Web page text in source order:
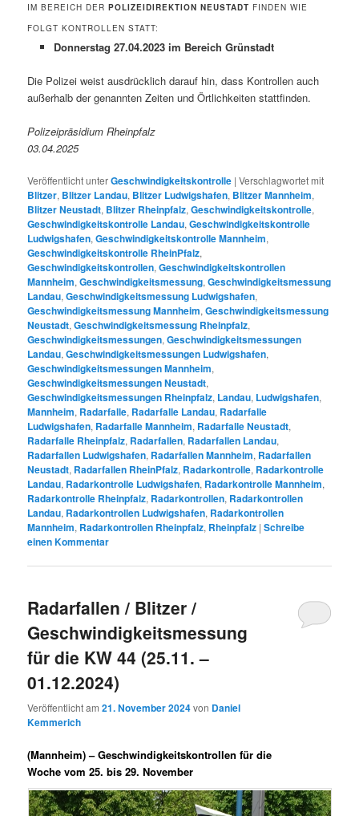
IM BEREICH DERPOLIZEIDIREKTION NEUSTADT FINDEN WIE
FOLGT KONTROLLEN STATT:
Donnerstag 27.04.2023 im Bereich Grünstadt
Die Polizei weist ausdrücklich darauf hin, dass Kontrollen auch
außerhalb der genannten Zeiten und Örtlichkeiten stattfinden.
Polizeipräsidium Rheinpfalz
03.04.2025
Veröffentlicht unterGeschwindigkeitskontrolle |Verschlagwortet mit
Blitzer, Blitzer Landau, Blitzer Ludwigshafen, Blitzer Mannheim,
Blitzer Neustadt, Blitzer Rheinpfalz,Geschwindigkeitskontrolle,
Geschwindigkeitskontrolle Landau,Geschwindigkeitskontrolle
Ludwigshafen,Geschwindigkeitskontrolle Mannheim,
Geschwindigkeitskontrolle RheinPfalz,
Geschwindigkeitskontrollen,Geschwindigkeitskontrollen
Mannheim,Geschwindigkeitsmessung,Geschwindigkeitsmessung
Landau,Geschwindigkeitsmessung Ludwigshafen,
Geschwindigkeitsmessung Mannheim,Geschwindigkeitsmessung
Neustadt,Geschwindigkeitsmessung Rheinpfalz,
Geschwindigkeitsmessungen,Geschwindigkeitsmessungen
Landau,Geschwindigkeitsmessungen Ludwigshafen,
Geschwindigkeitsmessungen Mannheim,
Geschwindigkeitsmessungen Neustadt,
Geschwindigkeitsmessungen Rheinpfalz, Landau, Ludwigshafen,
Mannheim, Radarfalle, Radarfalle Landau, Radarfalle
Ludwigshafen, Radarfalle Mannheim, Radarfalle Neustadt,
Radarfalle Rheinpfalz, Radarfallen, Radarfallen Landau,
Radarfallen Ludwigshafen, Radarfallen Mannheim, Radarfallen
Neustadt, Radarfallen RheinPfalz, Radarkontrolle, Radarkontrolle
Landau, Radarkontrolle Ludwigshafen, Radarkontrolle Mannheim,
Radarkontrolle Rheinpfalz, Radarkontrollen, Radarkontrollen
Landau, Radarkontrollen Ludwigshafen, Radarkontrollen
Mannheim, Radarkontrollen Rheinpfalz, Rheinpfalz |Schreibe
einen Kommentar
Radarfallen / Blitzer /
Geschwindigkeitsmessung
für die KW 44 (25.11. –
01.12.2024)
Veröffentlicht am21. November 2024von Daniel
Kemmerich
(Mannheim) –Geschwindigkeitskontrollen für die
Woche vom 25. bis 29. November